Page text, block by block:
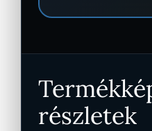
részletek